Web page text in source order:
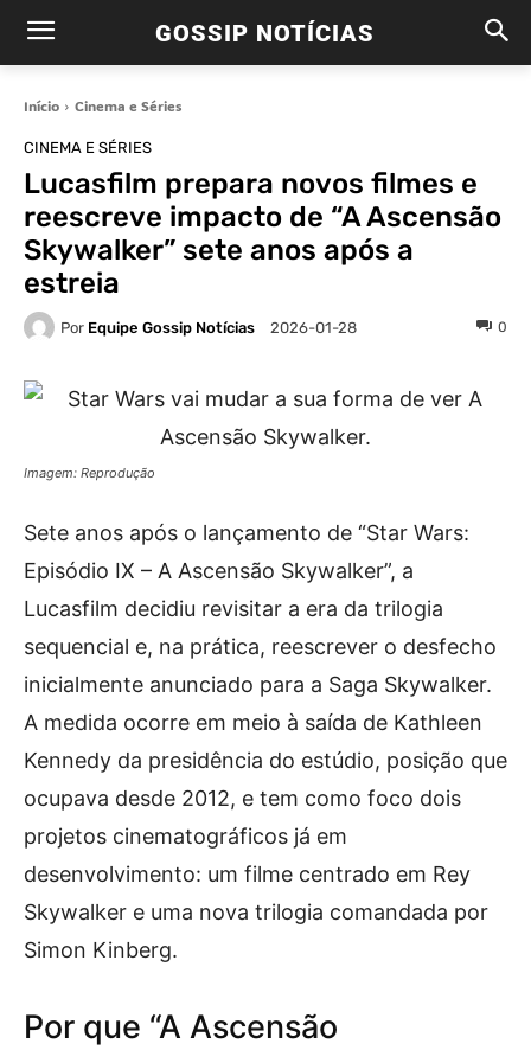
GOSSIP NOTÍCIAS
Início Cinema e Séries
CINEMA E SÉRIES
Lucasfilm prepara novos filmes e
reescreve impacto de “A Ascensão
Skywalker” sete anos após a
estreia
Por Equipe Gossip Notícias 2026-01-28 0
Imagem: Reprodução
Sete anos após o lançamento de “Star Wars:
Episódio IX – A Ascensão Skywalker”, a
Lucasfilm decidiu revisitar a era da trilogia
sequencial e, na prática, reescrever o desfecho
inicialmente anunciado para a Saga Skywalker.
A medida ocorre em meio à saída de Kathleen
Kennedy da presidência do estúdio, posição que
ocupava desde 2012, e tem como foco dois
projetos cinematográficos já em
desenvolvimento: um filme centrado em Rey
Skywalker e uma nova trilogia comandada por
Simon Kinberg.
Por que “A Ascensão